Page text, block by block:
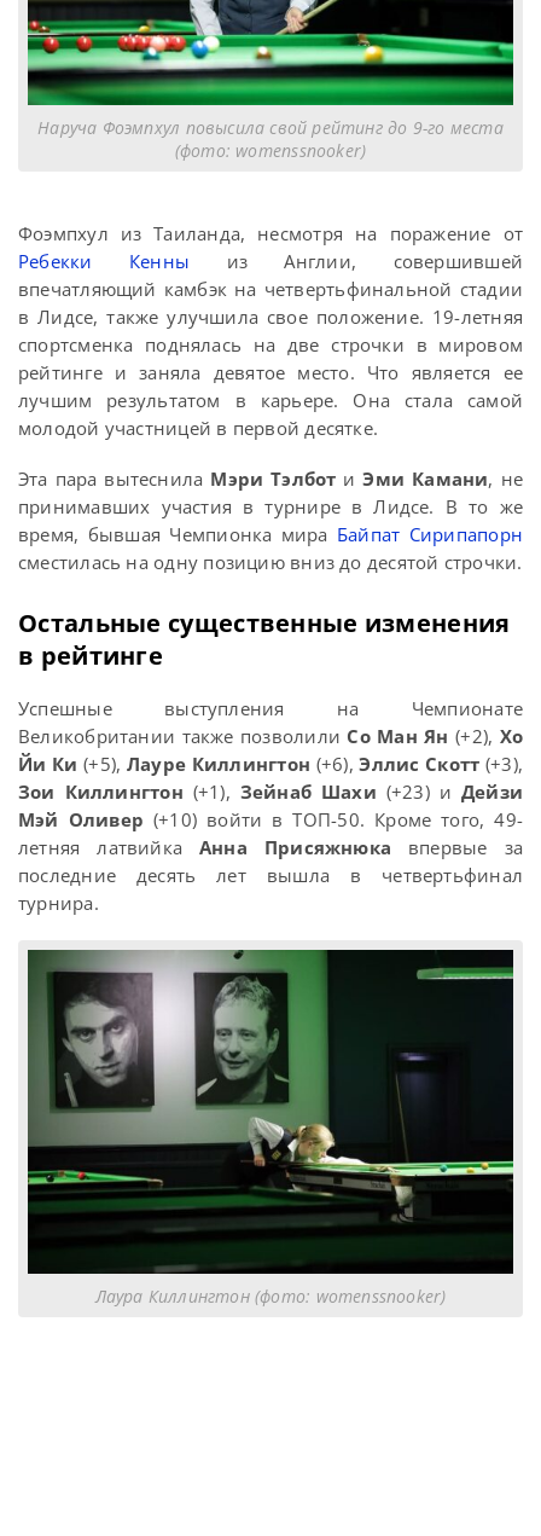
Наруча Фоэмпхул повысила свой рейтинг до 9-го места
(фото: womenssnooker)
Фоэмпхул из Таиланда, несмотря на поражение от
Ребекки Кенны из Англии, совершившей
впечатляющий камбэк на четвертьфинальной стадии
в Лидсе, также улучшила свое положение. 19-летняя
спортсменка поднялась на две строчки в мировом
рейтинге и заняла девятое место. Что является ее
лучшим результатом в карьере. Она стала самой
молодой участницей в первой десятке.
Эта пара вытеснила Мэри Тэлбот иЭми Камани, не
принимавших участия в турнире в Лидсе. В то же
время, бывшая Чемпионка мира Байпат Сирипапорн
сместилась на одну позицию вниз до десятой строчки.
Остальные существенные изменения
в рейтинге
Успешные выступления на Чемпионате
Великобритании также позволили Со Ман Ян (+2), Хо
Йи Ки (+5), Лауре Киллингтон (+6),Эллис Скотт (+3),
Зои Киллингтон (+1), Зейнаб Шахи (+23) и Дейзи
Мэй Оливер (+10) войти в ТОП-50. Кроме того, 49-
летняя латвийкаАнна Присяжнюка впервые за
последние десять лет вышла в четвертьфинал
турнира.
Лаура Киллингтон (фото: womenssnooker)